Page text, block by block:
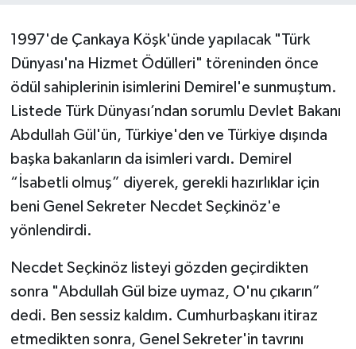
1997'de Çankaya Köşk'ünde yapılacak "Türk
Dünyası'na Hizmet Ödülleri" töreninden önce
ödül sahiplerinin isimlerini Demirel'e sunmuştum.
Listede Türk Dünyası’ndan sorumlu Devlet Bakanı
Abdullah Gül'ün, Türkiye'den ve Türkiye dışında
başka bakanların da isimleri vardı. Demirel
“İsabetli olmuş” diyerek, gerekli hazırlıklar için
beni Genel Sekreter Necdet Seçkinöz'e
yönlendirdi.
Necdet Seçkinöz listeyi gözden geçirdikten
sonra "Abdullah Gül bize uymaz, O'nu çıkarın”
dedi. Ben sessiz kaldım. Cumhurbaşkanı itiraz
etmedikten sonra, Genel Sekreter'in tavrını